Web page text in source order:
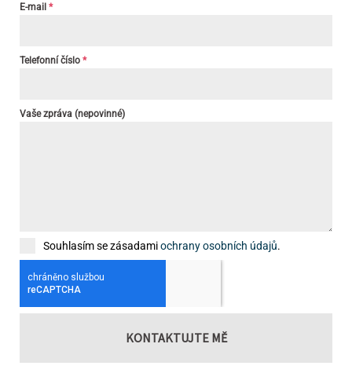
E-mail *
Telefonní číslo *
Vaše zpráva (nepovinné)
Souhlasím se zásadamiochrany osobních údajů.
KONTAKTUJTE MĚ